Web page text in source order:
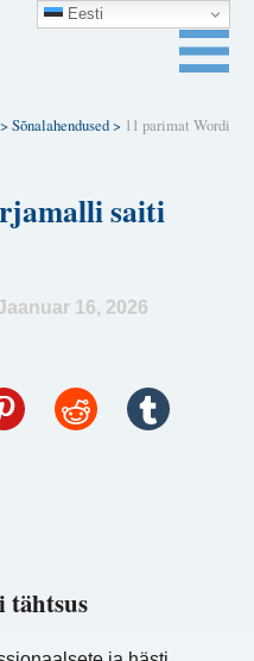
>Sõnalahendused> 11 parimat Wordi
saiti
16, 2026
tähtsus
Eesti